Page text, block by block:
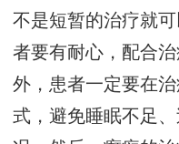
不是短暂的治疗就
者要有耐心，配合
外，患者一定要在
式，避免睡眠不足